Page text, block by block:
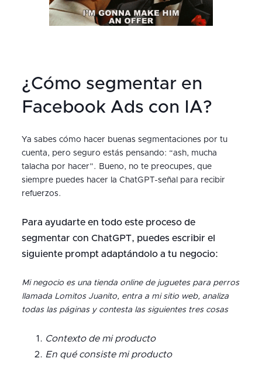
¿Cómo segmentar en
Facebook Ads con IA?
Ya sabes cómo hacer buenas segmentaciones por tu
cuenta, pero seguro estás pensando: “ash, mucha
talacha por hacer”. Bueno, no te preocupes, que
siempre puedes hacer la ChatGPT-señal para recibir
refuerzos.
Para ayudarte en todo este proceso de
segmentar con ChatGPT, puedes escribir el
siguiente prompt adaptándolo a tu negocio:
Mi negocio es una tienda online de juguetes para perros
llamada Lomitos Juanito, entra a mi sitio web, analiza
todas las páginas y contesta las siguientes tres cosas
Contexto de mi producto
En qué consiste mi producto